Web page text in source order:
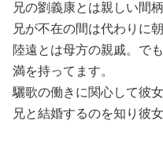
兄の劉義康とは親しい間柄
兄が不在の間は代わりに
陸遠とは母方の親戚。で
満を持ってます。
驪歌の働きに関心して彼
兄と結婚するのを知り彼